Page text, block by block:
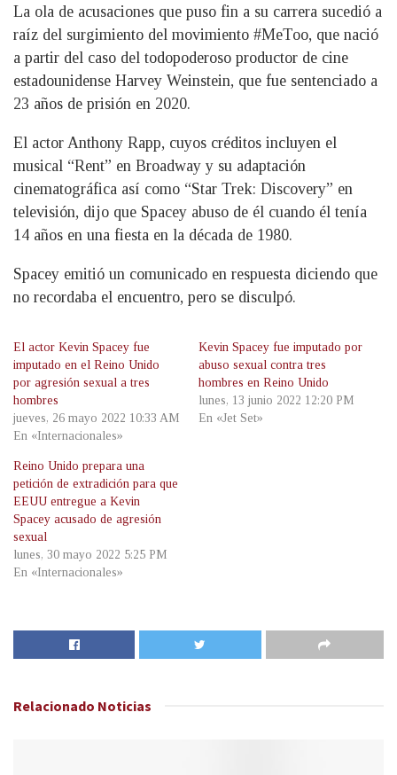
La ola de acusaciones que puso fin a su carrera sucedió a
raíz del surgimiento del movimiento #MeToo, que nació
a partir del caso del todopoderoso productor de cine
estadounidense Harvey Weinstein, que fue sentenciado a
23 años de prisión en 2020.
El actor Anthony Rapp, cuyos créditos incluyen el
musical “Rent” en Broadway y su adaptación
cinematográfica así como “Star Trek: Discovery” en
televisión, dijo que Spacey abuso de él cuando él tenía
14 años en una fiesta en la década de 1980.
Spacey emitió un comunicado en respuesta diciendo que
no recordaba el encuentro, pero se disculpó.
El actor Kevin Spacey fue
imputado en el Reino Unido
por agresión sexual a tres
hombres
jueves, 26 mayo 2022 10:33 AM
En «Internacionales»
Kevin Spacey fue imputado por
abuso sexual contra tres
hombres en Reino Unido
lunes, 13 junio 2022 12:20 PM
En «Jet Set»
Reino Unido prepara una
petición de extradición para que
EEUU entregue a Kevin
Spacey acusado de agresión
sexual
lunes, 30 mayo 2022 5:25 PM
En «Internacionales»
Relacionado Noticias